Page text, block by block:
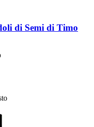
di Semi di Timo